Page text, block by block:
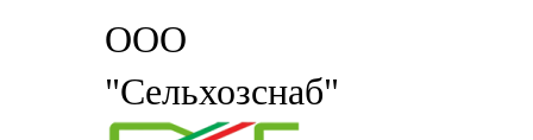
ООО
"Сельхозснаб"